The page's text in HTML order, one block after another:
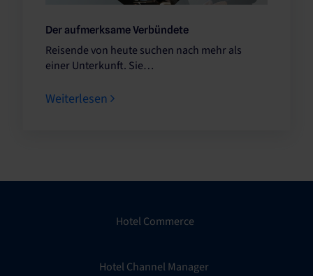
Der aufmerksame Verbündete
Reisende von heute suchen nach mehr als
einer Unterkunft. Sie…
Weiterlesen
Hotel Commerce
Hotel Channel Manager